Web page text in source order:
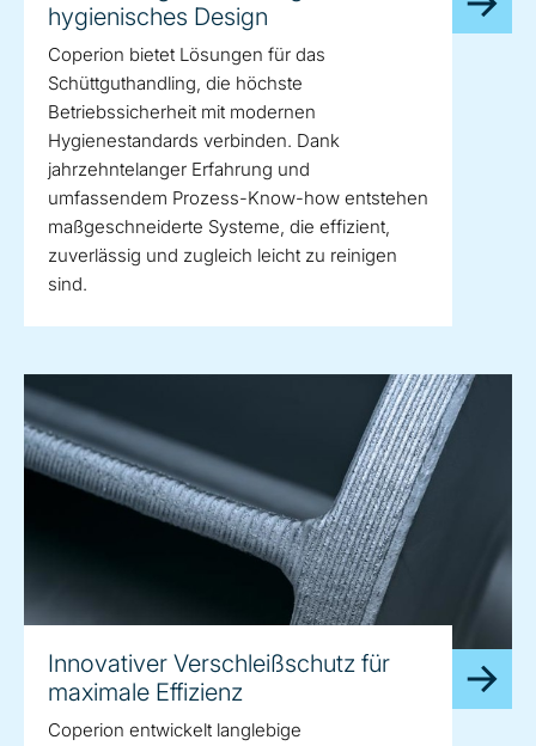
hygienisches Design
Coperion bietet Lösungen für das
Schüttguthandling, die höchste
Betriebssicherheit mit modernen
Hygienestandards verbinden. Dank
jahrzehntelanger Erfahrung und
umfassendem Prozess-Know-how entstehen
maßgeschneiderte Systeme, die effizient,
zuverlässig und zugleich leicht zu reinigen
sind.
Innovativer Verschleißschutz für
maximale Effizienz
Coperion entwickelt langlebige